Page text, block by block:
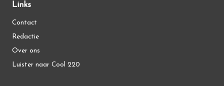
Links
Contact
Redactie
Over ons
Luister naar Cool 220